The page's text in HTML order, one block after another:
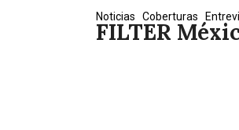
FILTER
Noticias Coberturas